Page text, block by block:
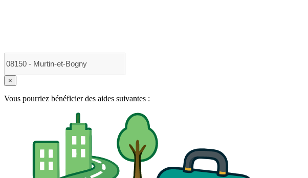
×
Vous pourriez bénéficier des aides suivantes :